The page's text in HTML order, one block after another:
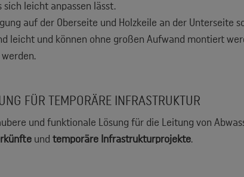
leicht anpassen lässt.
auf der Oberseite und Holzkeile an der Unterseite
leicht und können ohne großen Aufwand montiert
FÜR TEMPORÄRE INFRASTRUKTUR
und funktionale Lösung für die Leitung von
und temporäre Infrastrukturprojekte.